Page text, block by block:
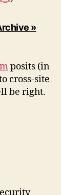
»
posits (in
cross-site
be right.